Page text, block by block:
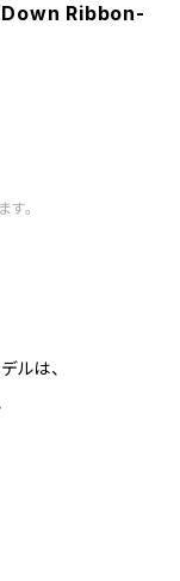
Down Ribbon-
。
ルは、